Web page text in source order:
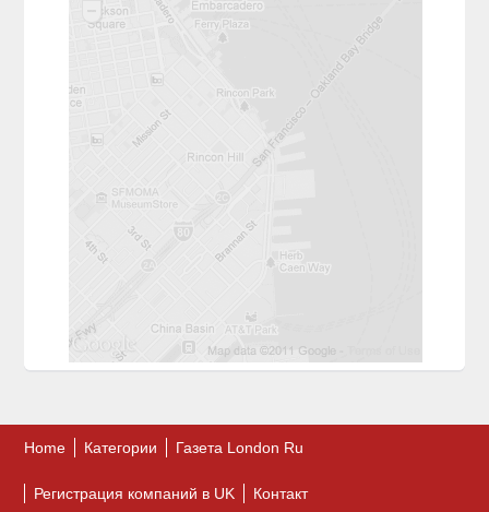
Home Категории Газета London Ru
Регистрация компаний в UK Контакт